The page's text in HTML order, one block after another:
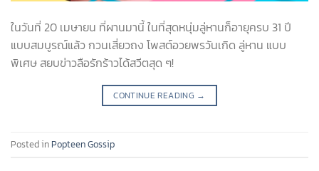
ในวันที่ 20 เมษายน ที่ผานมานี้ ในที่สุดหนุ่มลู่หานก็อายุครบ 31 ปี
แบบสมบูรณ์แล้ว กวนเสี่ยวถง โพสต์อวยพรวันเกิด ลู่หาน แบบ
พิเศษ สยบข่าวลือรักร้าวได้สวีตสุด ๆ!
CONTINUE READING →
Posted in Popteen Gossip